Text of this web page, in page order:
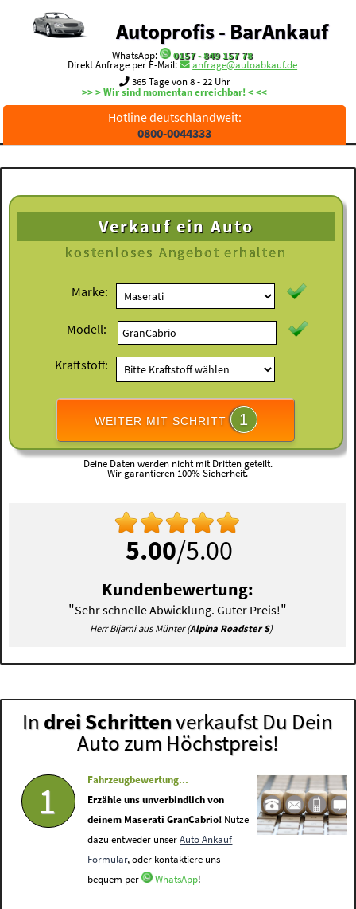
Autoprofis - BarAnkauf
WhatsApp:
0157 - 849 157 78
Direkt Anfrage per E-Mail:
anfrage@autoabkauf.de
365 Tage von 8 - 22 Uhr
>> > Wir sind momentan erreichbar! < <<
Hotline deutschlandweit:
0800-0044333
Verkauf ein Auto
kostenloses Angebot erhalten
Marke:
Modell:
Kraftstoff:
WEITER MIT SCHRITT 1
Deine Daten werden nicht mit Dritten geteilt.
Wir garantieren 100% Sicherheit.
5.00/5.00
Kundenbewertung:
"Sehr schnelle Abwicklung. Guter Preis!"
Herr Bijarni aus Münter (Alpina Roadster S)
In drei Schrittenverkaufst Du Dein
Auto zum Höchstpreis!
1
Fahrzeugbewertung...
Erzähle uns unverbindlich von
deinem Maserati GranCabrio! Nutze
dazu entweder unserAuto Ankauf
Formular, oder kontaktiere uns
bequem per
WhatsApp!